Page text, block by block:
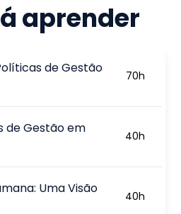
aprender
de Gestão
70h
de Gestão em
40h
Uma Visão
40h